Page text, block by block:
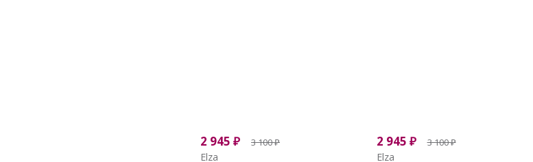
2 945 ₽ 3 100₽
Elza
2 945 ₽ 3 100₽
Elza